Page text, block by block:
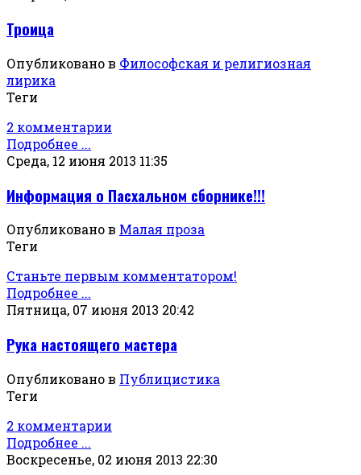
Троица
Опубликовано в Философская и религиозная
лирика
Теги
2 комментарии
Подробнее ...
Среда, 12 июня 2013 11:35
Информация о Пасхальном сборнике!!!
Опубликовано в Малая проза
Теги
Станьте первым комментатором!
Подробнее ...
Пятница, 07 июня 2013 20:42
Рука настоящего мастера
Опубликовано в Публицистика
Теги
2 комментарии
Подробнее ...
Воскресенье, 02 июня 2013 22:30